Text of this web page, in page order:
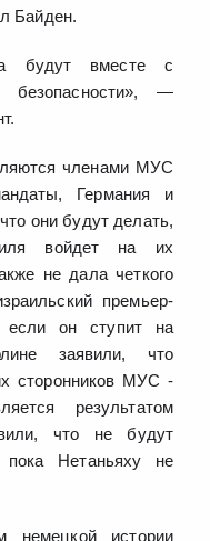
Байден.
будут вместе с
безопасности», —
членами МУС
Германия и
они будут делать,
войдет на их
не дала четкого
премьер-
если он ступит на
заявили, что
сторонников МУС -
результатом
что не будут
пока Нетаньяху не
истории